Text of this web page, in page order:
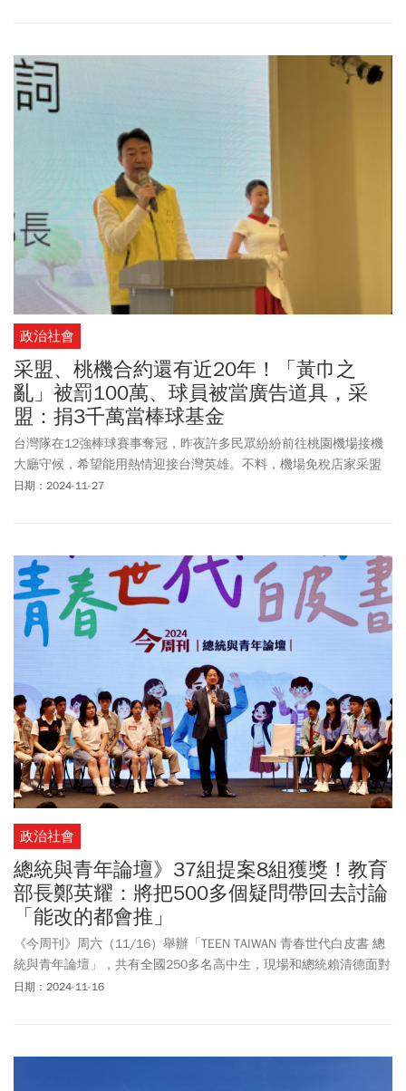
再造、AI智慧治理等，競爭激烈。最後由教育部長鄭英耀、文化部部
長李遠、僑委會委員長徐佳青、中華電信董事長簡志誠、昇恆昌總
經理江建廷、華南金控總經理李耀卿頒發各獎項。
政治社會
采盟、桃機合約還有近20年！「黃巾之
亂」被罰100萬、球員被當廣告道具，采
盟：捐3千萬當棒球基金
台灣隊在12強棒球賽事奪冠，昨夜許多民眾紛紛前往桃園機場接機
大廳守候，希望能用熱情迎接台灣英雄。不料，機場免稅店家采盟
為了蹭熱度，在機場管制區內包圍台灣英雄，混亂場面讓全台球迷
公司周三(11/27)表示，將對采盟開罰100萬元。而采盟免稅店也再
次發布聲明道歉，表示將提撥3000萬元，當培育青少年棒球發展種
子計畫基金。
日期：2024-11-27
政治社會
總統與青年論壇》37組提案8組獲獎！教育
部長鄭英耀：將把500多個疑問帶回去討論
「能改的都會推」
《今周刊》周六（11/16）舉辦「TEEN TAIWAN 青春世代白皮書 總
統與青年論壇」，共有全國250多名高中生，現場和總統賴清德面對
面，不但分享其心中嚮往的台灣以及關於夢想、成長與學習路上想
日期：2024-11-16